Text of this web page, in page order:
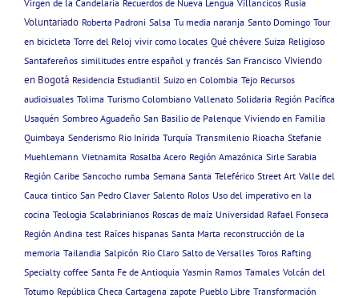
Virgen de la Candelaria Recuerdos de Nueva Lengua Villancicos Rusia
Voluntariado Roberta Padroni Salsa Tu media naranja Santo Domingo Tour
en bicicleta Torre del Reloj vivir como locales Qué chévere Suiza Religioso
Santafereños similitudes entre español y francés San Francisco Viviendo
en Bogotá Residencia Estudiantil Suizo en Colombia Tejo Recursos
audioisuales Tolima Turismo Colombiano Vallenato Solidaria Región Pacífica
Usaquén Sombreo Aguadeño San Basilio de Palenque Viviendo en Familia
Quimbaya Senderismo Rio Inírida Turquía Transmilenio Rioacha Stefanie
Muehlemann Vietnamita Rosalba Acero Región Amazónica Sirle Sarabia
Región Caribe Sancocho rumba Semana Santa Teleférico Street Art Valle del
Cauca tintico San Pedro Claver Salento Rolos Uso del imperativo en la
cocina Teologia Scalabrinianos Roscas de maíz Universidad Rafael Fonseca
Región Andina test Raíces hispanas Santa Marta reconstrucción de la
memoria Tailandia Salpicón Rio Claro Salto de Versalles Toros Rafting
Specialty coffee Santa Fe de Antioquia Yasmin Ramos Tamales Volcán del
Totumo República Checa Cartagena zapote Pueblo Libre Transformación